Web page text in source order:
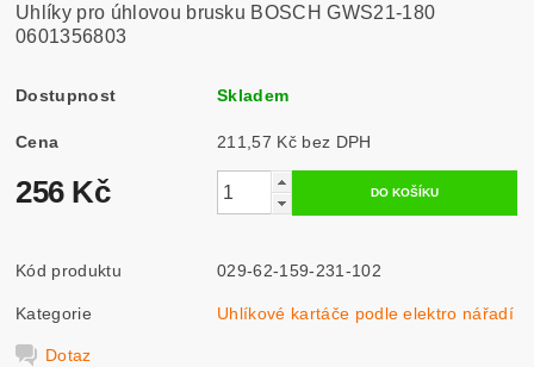
Uhlíky pro úhlovou brusku BOSCH GWS21-180
0601356803
Dostupnost Skladem
Cena 211,57 Kč bez DPH
256 Kč
Kód produktu 029-62-159-231-102
Kategorie Uhlíkové kartáče podle elektro nářadí
Dotaz